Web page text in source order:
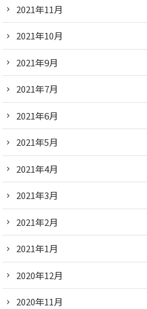
2021年11月
2021年10月
2021年9月
2021年7月
2021年6月
2021年5月
2021年4月
2021年3月
2021年2月
2021年1月
2020年12月
2020年11月